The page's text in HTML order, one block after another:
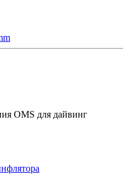
OMS для дайвинг